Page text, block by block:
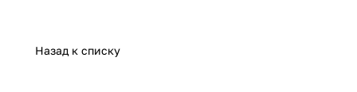
Назад к списку